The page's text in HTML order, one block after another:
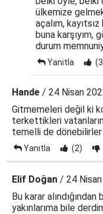
ülkemize
açalım,
buna karşıyım,
durum
Yanıtla
Hande / 24 Nisan
Gitmemeleri değil ki
terkettikleri
temelli de dönebilirler
Yanıtla (2)
Elif Doğan / 24
Bu karar
yakınlarıma bile